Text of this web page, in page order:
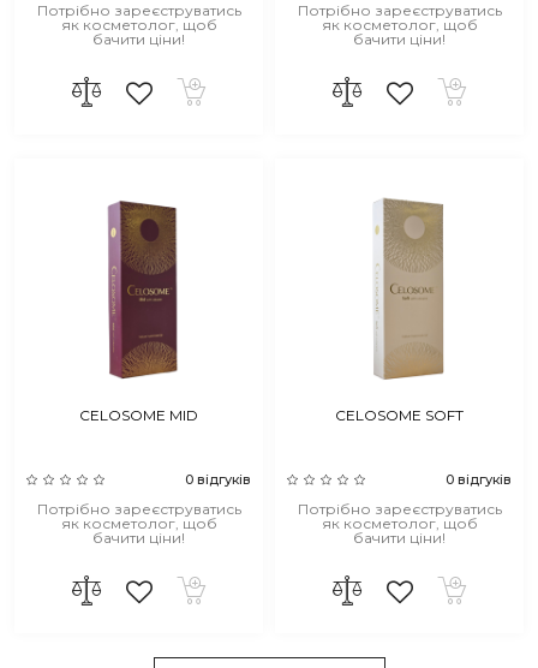
Потрібно зареєструватись
як косметолог, щоб
бачити ціни!
Потрібно зареєструватись
як косметолог, щоб
бачити ціни!
CELOSOME MID
0 відгуків
Потрібно зареєструватись
як косметолог, щоб
бачити ціни!
CELOSOME SOFT
0 відгуків
Потрібно зареєструватись
як косметолог, щоб
бачити ціни!